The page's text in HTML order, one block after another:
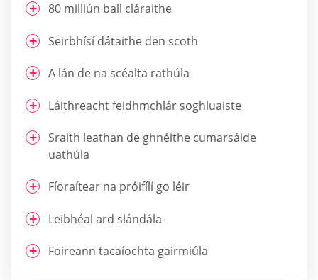
80 milliún ball cláraithe
Seirbhísí dátaithe den scoth
A lán de na scéalta rathúla
Láithreacht feidhmchlár soghluaiste
Sraith leathan de ghnéithe cumarsáide
uathúla
Fíoraítear na próifílí go léir
Leibhéal ard slándála
Foireann tacaíochta gairmiúla